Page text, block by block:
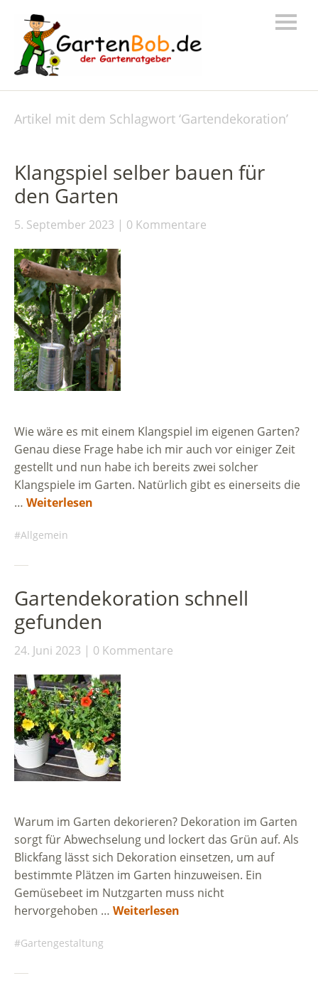
Artikel mit dem Schlagwort ‘Gartendekoration’
Klangspiel selber bauen für
den Garten
5. September 2023 0 Kommentare
Wie wäre es mit einem Klangspiel im eigenen Garten?
Genau diese Frage habe ich mir auch vor einiger Zeit
gestellt und nun habe ich bereits zwei solcher
Klangspiele im Garten. Natürlich gibt es einerseits die
… Weiterlesen
Allgemein
Gartendekoration schnell
gefunden
24. Juni 2023 0 Kommentare
Warum im Garten dekorieren? Dekoration im Garten
sorgt für Abwechselung und lockert das Grün auf. Als
Blickfang lässt sich Dekoration einsetzen, um auf
bestimmte Plätzen im Garten hinzuweisen. Ein
Gemüsebeet im Nutzgarten muss nicht
hervorgehoben … Weiterlesen
Gartengestaltung